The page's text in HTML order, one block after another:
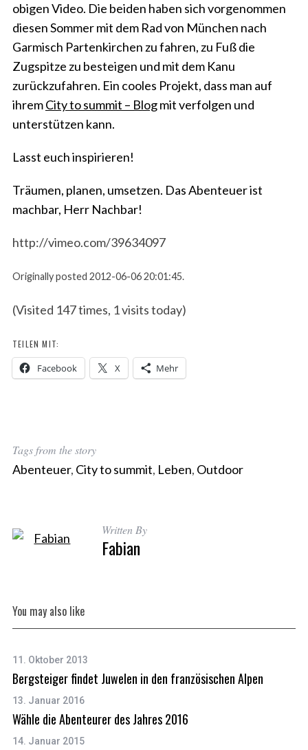
obigen Video. Die beiden haben sich vorgenommen
diesen Sommer mit dem Rad von München nach
Garmisch Partenkirchen zu fahren, zu Fuß die
Zugspitze zu besteigen und mit dem Kanu
zurückzufahren. Ein cooles Projekt, dass man auf
ihremCity to summit – Blogmit verfolgen und
unterstützen kann.
Lasst euch inspirieren!
Träumen, planen, umsetzen. Das Abenteuer ist
machbar, Herr Nachbar!
http://vimeo.com/39634097
Originally posted 2012-06-06 20:01:45.
(Visited 147 times, 1 visits today)
TEILEN MIT:
Facebook X Mehr
Tags from the story
Abenteuer, City to summit, Leben, Outdoor
Written By
Fabian
You may also like
11. Oktober 2013
Bergsteiger findet Juwelen in den französischen Alpen
13. Januar 2016
Wähle die Abenteurer des Jahres 2016
14. Januar 2015